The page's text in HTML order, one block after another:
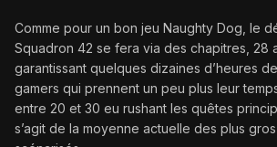
Comme pour un bon jeu Naughty Dog, le
Squadron 42 se fera via des chapitres, 28
garantissant quelques dizaines d’heures
gamers qui prennent un peu plus leur
entre 20 et 30 eu rushant les quêtes
s’agit de la moyenne actuelle des plus